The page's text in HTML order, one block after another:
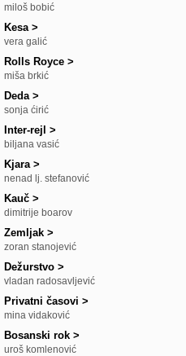
miloš bobić
Kesa>
vera galić
Rolls Royce >
miša brkić
Deda>
sonja ćirić
Inter-rejl >
biljana vasić
Kjara>
nenad lj. stefanović
Kauč >
dimitrije boarov
Zemljak >
zoran stanojević
Dežurstvo >
vladan radosavljević
Privatni časovi >
mina vidaković
Bosanski rok >
uroš komlenović